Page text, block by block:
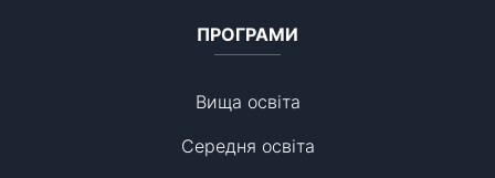
ПРОГРАМИ
Вища освіта
Середня освіта